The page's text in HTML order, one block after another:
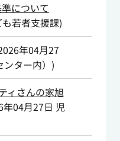
について
若者支援課)
年04月27
ター内） )
さんの家旭
年04月27日 児